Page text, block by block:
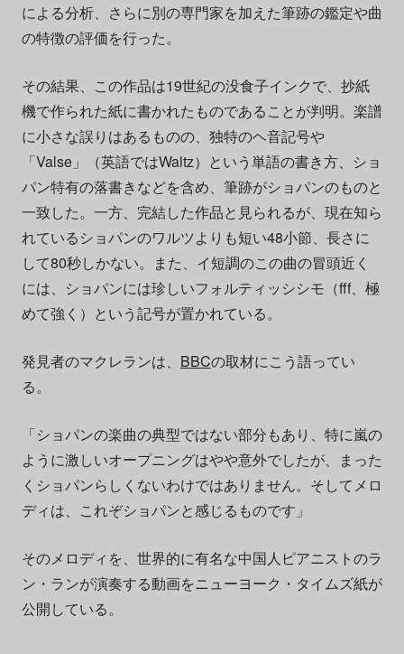
による分析、さらに別の専門家を加えた筆跡の鑑定や曲
の特徴の評価を行った。
その結果、この作品は19世紀の没食子インクで、抄紙
機で作られた紙に書かれたものであることが判明。楽譜
に小さな誤りはあるものの、独特のヘ音記号や
「Valse」（英語ではWaltz）という単語の書き方、ショ
パン特有の落書きなどを含め、筆跡がショパンのものと
一致した。一方、完結した作品と見られるが、現在知ら
れているショパンのワルツよりも短い48小節、長さに
して80秒しかない。また、イ短調のこの曲の冒頭近く
には、ショパンには珍しいフォルティッシシモ（fff、極
めて強く）という記号が置かれている。
発見者のマクレランは、 BBCの取材にこう語ってい
る。
「ショパンの楽曲の典型ではない部分もあり、特に嵐の
ように激しいオープニングはやや意外でしたが、まった
くショパンらしくないわけではありません。そしてメロ
ディは、これぞショパンと感じるものです」
そのメロディを、世界的に有名な中国人ピアニストのラ
ン・ランが演奏する動画をニューヨーク・タイムズ紙が
公開している。